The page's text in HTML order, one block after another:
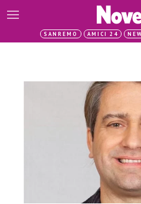
SANREMO AMICI 24